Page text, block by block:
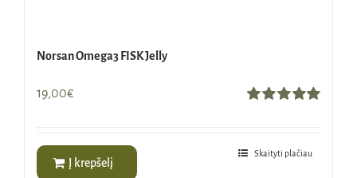
Norsan Omega3 FISK Jelly
19,00€
Į krepšelį
Skaityti plačiau